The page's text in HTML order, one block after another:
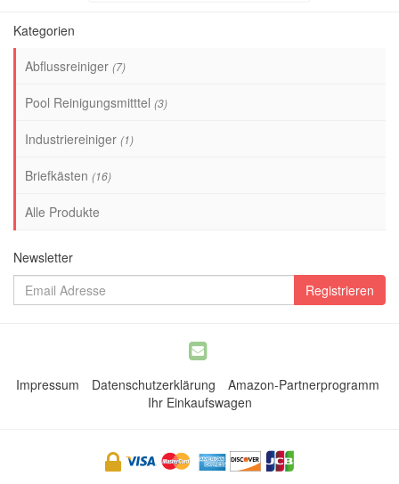
Kategorien
Abflussreiniger (7)
Pool Reinigungsmitttel (3)
Industriereiniger (1)
Briefkästen (16)
Alle Produkte
Newsletter
Impressum Datenschutzerklärung
Amazon-Partnerprogramm
Ihr Einkaufswagen